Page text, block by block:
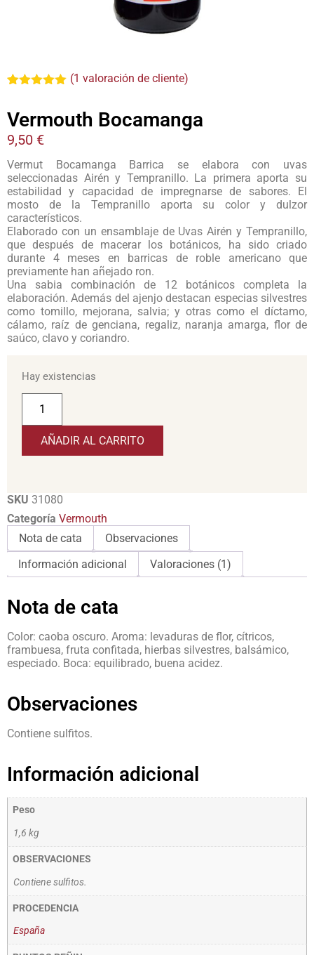
5 en base
a valoración
de un
(1 valoración de cliente)
Vermouth Bocamanga
9,50 €
Vermut Bocamanga Barrica se elabora con uvas
seleccionadas Airén y Tempranillo. La primera aporta su
estabilidad y capacidad de impregnarse de sabores. El
mosto de la Tempranillo aporta su color y dulzor
característicos.
Elaborado con un ensamblaje de Uvas Airén y Tempranillo,
que después de macerar los botánicos, ha sido criado
durante 4 meses en barricas de roble americano que
previamente han añejado ron.
Una sabia combinación de 12 botánicos completa la
elaboración. Además del ajenjo destacan especias silvestres
como tomillo, mejorana, salvia; y otras como el díctamo,
cálamo, raíz de genciana, regaliz, naranja amarga, flor de
saúco, clavo y coriandro.
Hay existencias
AÑADIR AL CARRITO
SKU 31080
Categoría Vermouth
Nota de cata
Observaciones
Información adicional
Valoraciones (1)
Nota de cata
Color: caoba oscuro. Aroma: levaduras de flor, cítricos,
frambuesa, fruta confitada, hierbas silvestres, balsámico,
especiado. Boca: equilibrado, buena acidez.
Observaciones
Contiene sulfitos.
Información adicional
Peso
1,6 kg
OBSERVACIONES
Contiene sulfitos.
PROCEDENCIA
España